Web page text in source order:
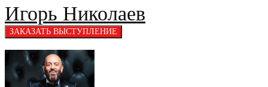
Игорь Николаев